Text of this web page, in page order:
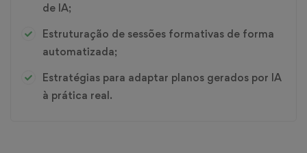
de IA;
Estruturação de sessões formativas de forma
automatizada;
Estratégias para adaptar planos gerados por IA
à prática real.